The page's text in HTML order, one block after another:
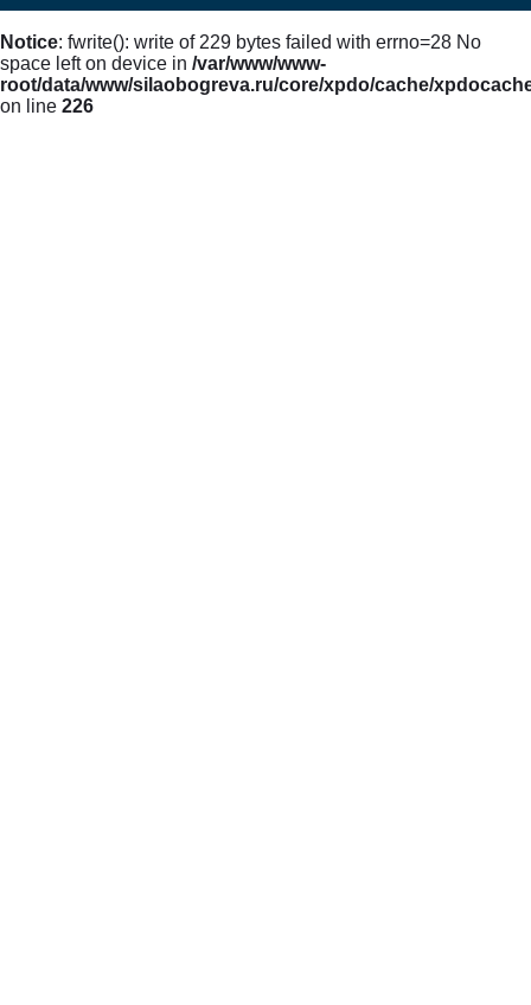
Notice: fwrite(): write of 229 bytes failed with errno=28 No
space left on device in /var/www/www-
root/data/www/silaobogreva.ru/core/xpdo/cache/
on line 226